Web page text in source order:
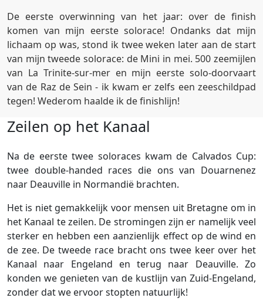
De eerste overwinning van het jaar: over de finish
komen van mijn eerste solorace! Ondanks dat mijn
lichaam op was, stond ik twee weken later aan de start
van mijn tweede solorace: de Mini in mei. 500 zeemijlen
van La Trinite-sur-mer en mijn eerste solo-doorvaart
van de Raz de Sein - ik kwam er zelfs een zeeschildpad
tegen! Wederom haalde ik de finishlijn!
Zeilen op het Kanaal
Na de eerste twee soloraces kwam de Calvados Cup:
twee double-handed races die ons van Douarnenez
naar Deauville in Normandië brachten.
Het is niet gemakkelijk voor mensen uit Bretagne om in
het Kanaal te zeilen. De stromingen zijn er namelijk veel
sterker en hebben een aanzienlijk effect op de wind en
de zee. De tweede race bracht ons twee keer over het
Kanaal naar Engeland en terug naar Deauville. Zo
konden we genieten van de kustlijn van Zuid-Engeland,
zonder dat we ervoor stopten natuurlijk!